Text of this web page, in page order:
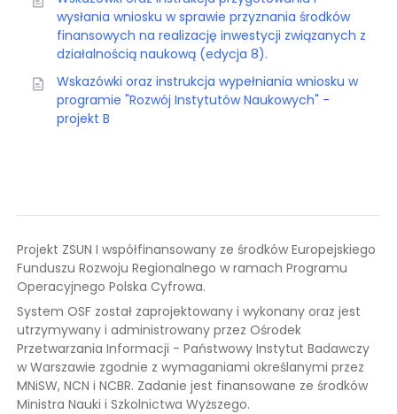
wysłania wniosku w sprawie przyznania środków
finansowych na realizację inwestycji związanych z
działalnością naukową (edycja 8).
Wskazówki oraz instrukcja wypełniania wniosku w
programie "Rozwój Instytutów Naukowych" -
projekt B
Projekt ZSUN I współfinansowany ze środków Europejskiego
Funduszu Rozwoju Regionalnego w ramach Programu
Operacyjnego Polska Cyfrowa.
System OSF został zaprojektowany i wykonany oraz jest
utrzymywany i administrowany przez Ośrodek
Przetwarzania Informacji - Państwowy Instytut Badawczy
w Warszawie zgodnie z wymaganiami określanymi przez
MNiSW, NCN i NCBR. Zadanie jest finansowane ze środków
Ministra Nauki i Szkolnictwa Wyższego.